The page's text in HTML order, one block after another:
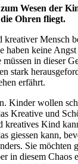
Wesen der
Ohren fliegt.
Mensch
haben keine
in dieser
stark
erfährt.
Kinder wollen
Kreative und
kreatives Kind
giessen kann,
Sie möchten
in diesem